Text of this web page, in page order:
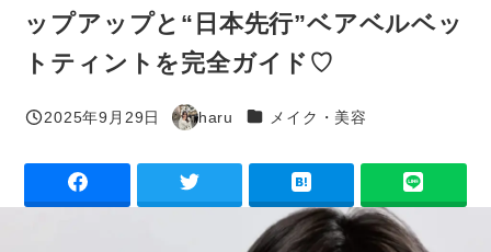
ップアップと“日本先行”ベアベルベッ
トティントを完全ガイド♡
投稿日
2025年9月29日
著
haru カテゴリー
メイク・美容